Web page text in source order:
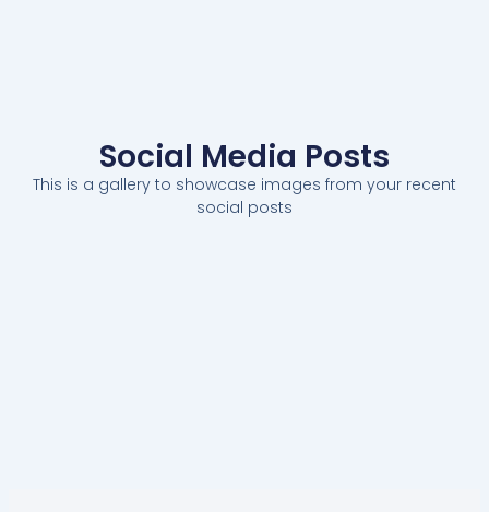
Social Media Posts
This is a gallery to showcase images from your recent
social posts